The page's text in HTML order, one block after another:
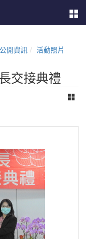
開資訊 活動照片
交接典禮